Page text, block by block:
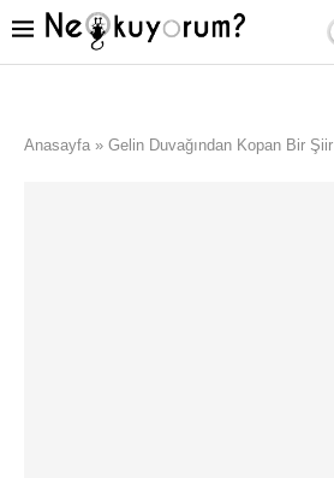
Anasayfa » Gelin Duvağından Kopan Bir Şiir